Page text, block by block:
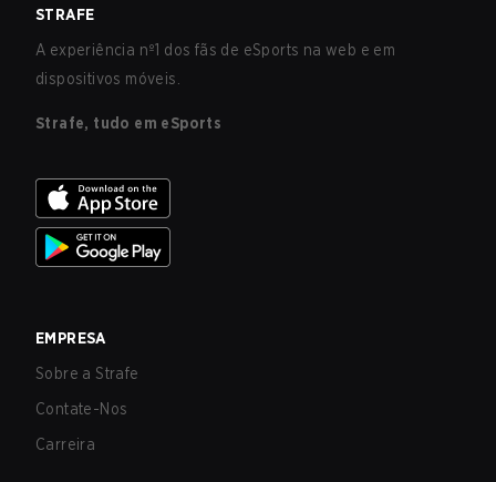
STRAFE
A experiência nº1 dos fãs de eSports na web e em
dispositivos móveis.
Strafe, tudo em eSports
EMPRESA
Sobre a Strafe
Contate-Nos
Carreira